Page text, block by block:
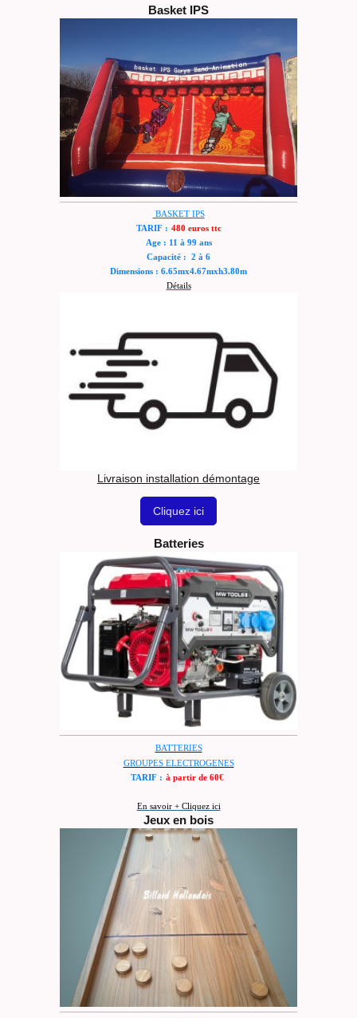
Basket IPS
BASKET IPS
TARIF : 480 euros ttc
Age : 11 à 99 ans
Capacité : 2 à 6
Dimensions : 6.65mx4.67mxh3.80m
Détails
Livraison installation démontage
Cliquez ici
Batteries
BATTERIES
GROUPES ELECTROGENES
TARIF : à partir de 60€
En savoir + Cliquez ici
Jeux en bois